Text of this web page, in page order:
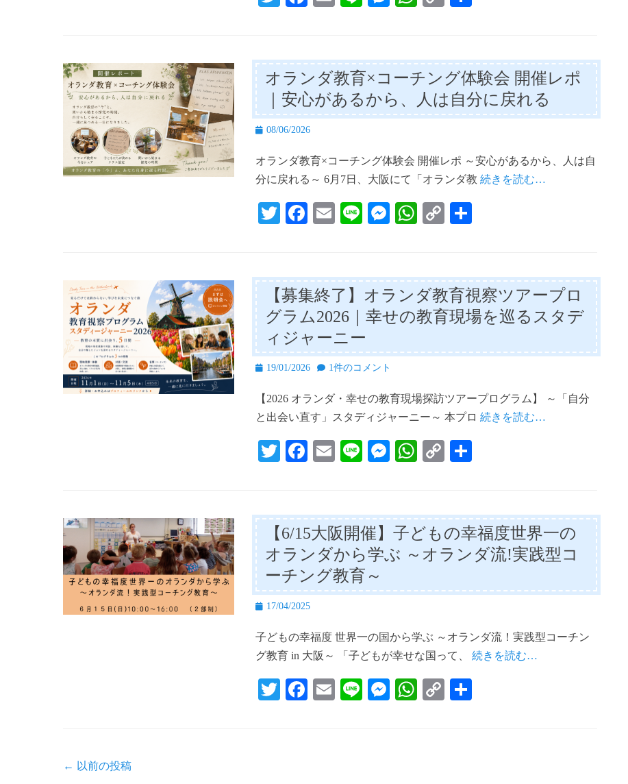
r
ok
ng
er
A
pp
Li
nk
オランダ教育×コーチング体験会 開催レポ
｜安心があるから、人は自分に戻れる
投
日
08/06/2026
オランダ教育×コーチング体験会 開催レポ ～安心があるから、人は自
分に戻れる～ 6月7日、大阪にて「オランダ教 続きを読む…
T
r
Fa
ok
E
Li
M
ng
er
W
A
pp
C
Li
nk
【募集終了】オランダ教育視察ツアープロ
グラム2026｜幸せの教育現場を巡るスタデ
ィジャーニー
投
日
19/01/2026 1件のコメント
【2026 オランダ・幸せの教育現場探訪ツアープログラム】 ～「自分
と出会い直す」スタディジャーニー～ 本プロ 続きを読む…
T
r
Fa
ok
E
Li
M
ng
er
W
A
pp
C
Li
nk
【6/15大阪開催】子どもの幸福度世界一の
オランダから学ぶ ～オランダ流!実践型コ
ーチング教育～
投
日
17/04/2025
子どもの幸福度 世界一の国から学ぶ ～オランダ流！実践型コーチン
グ教育 in 大阪～ 「子どもが幸せな国って、 続きを読む…
T
Fa E
Li
M
W
C
投
← 以前の投稿